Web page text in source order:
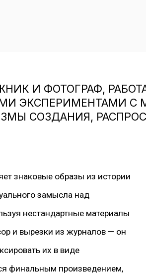
И ФОТОГРАФ,
ЭКСПЕРИМЕНТАМИ С
СОЗДАНИЯ,
знаковые образы из истории
замысла над
нестандартные материалы
и вырезки из журналов — он
их в виде
финальным произведением,